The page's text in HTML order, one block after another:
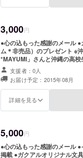
3,000円
●心の込もった感謝のメール
ム＊非売品）のプレゼント ※
*MAYUMI」さんと沖縄の高
ンが実現した、ガクアルだけ
ん」のデザインノート＆消し
支援者：0人
お届け予定：2015年08月
詳細を見る
5,000円
●心の込もった感謝のメール
掲載 ●ガクアルオリジナル文